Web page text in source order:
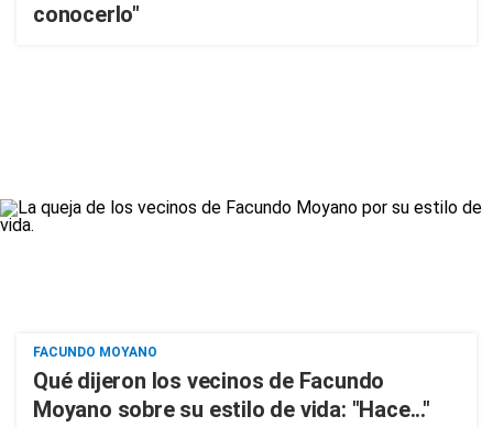
conocerlo"
FACUNDO MOYANO
Qué dijeron los vecinos de Facundo
Moyano sobre su estilo de vida: "Hace..."